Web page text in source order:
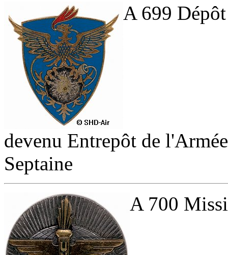
A 699
devenu Entrepôt de
Septaine
A 700